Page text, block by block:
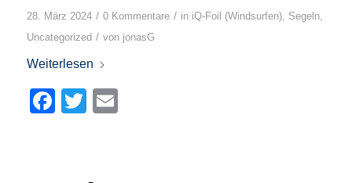
28. März 2024 / 0 Kommentare / in iQ-Foil (Windsurfen), Segeln,
Uncategorized / von jonasG
Weiterlesen
Facebook
Twitter